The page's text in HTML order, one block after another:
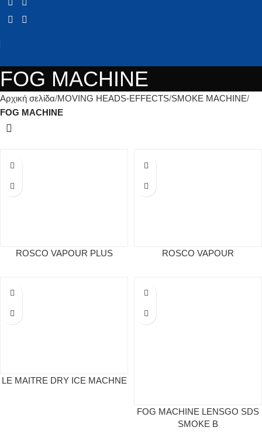
FOG MACHINE
Αρχική σελίδα MOVING HEADS-EFFECTS SMOKE MACHINE
FOG MACHINE
ROSCO VAPOUR PLUS ROSCO VAPOUR
LE MAITRE DRY ICE MACHNE
FOG MACHINE LENSGO SDS
SMOKE B